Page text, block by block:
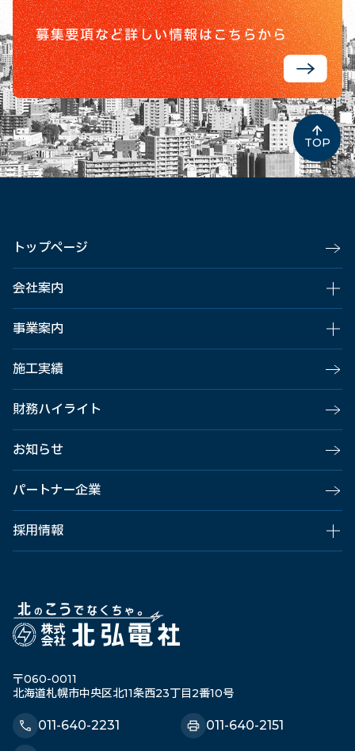
TOP
トップページ
会社案内
事業案内
施工実績
財務ハイライト
お知らせ
パートナー企業
採用情報
〒060-0011
北海道札幌市中央区北11条西23丁目2番10号
011-640-2231 011-640-2151